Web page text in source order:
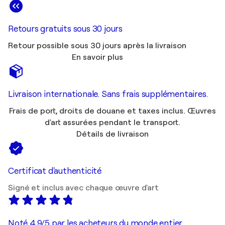
Retours gratuits sous 30 jours
Retour possible sous 30 jours après la livraison
En savoir plus
Livraison internationale. Sans frais supplémentaires.
Frais de port, droits de douane et taxes inclus. Œuvres
d'art assurées pendant le transport.
Détails de livraison
Certificat d'authenticité
Signé et inclus avec chaque œuvre d'art